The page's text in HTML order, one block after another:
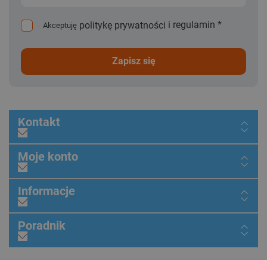
Akceptuję politykę prywatności i regulamin *
zapisz się
Kontakt
Moje konto
Informacje
Poradnik